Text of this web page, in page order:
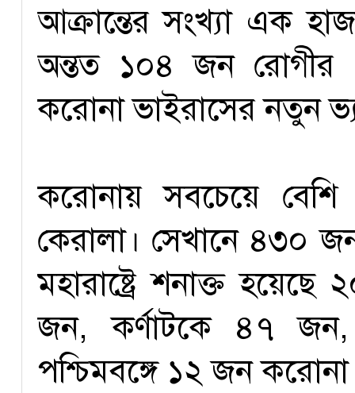
আক্রান্তের সংখ্যা এক
অন্তত ১০৪ জন রোগীর
করোনা ভাইরাসের নতুন
করোনায় সবচেয়ে বেশি
কেরালা। সেখানে ৪৩০
মহারাষ্ট্রে শনাক্ত
জন, কর্ণাটকে ৪৭
পশ্চিমবঙ্গে ১২ জন